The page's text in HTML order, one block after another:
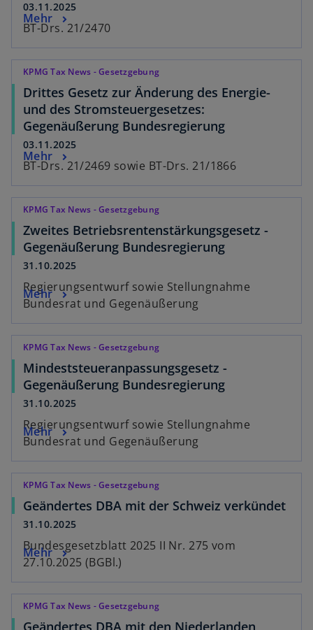
03.11.2025
BT-Drs. 21/2470
Mehr
KPMG Tax News - Gesetzgebung
Drittes Gesetz zur Änderung des Energie-
und des Stromsteuergesetzes:
Gegenäußerung Bundesregierung
03.11.2025
BT-Drs. 21/2469 sowie BT-Drs. 21/1866
Mehr
KPMG Tax News - Gesetzgebung
Zweites Betriebsrentenstärkungsgesetz -
Gegenäußerung Bundesregierung
31.10.2025
Regierungsentwurf sowie Stellungnahme
Bundesrat und Gegenäußerung
Mehr
KPMG Tax News - Gesetzgebung
Mindeststeueranpassungsgesetz -
Gegenäußerung Bundesregierung
31.10.2025
Regierungsentwurf sowie Stellungnahme
Bundesrat und Gegenäußerung
Mehr
KPMG Tax News - Gesetzgebung
Geändertes DBA mit der Schweiz verkündet
31.10.2025
Bundesgesetzblatt 2025 II Nr. 275 vom
27.10.2025 (BGBl.)
Mehr
KPMG Tax News - Gesetzgebung
Geändertes DBA mit den Niederlanden